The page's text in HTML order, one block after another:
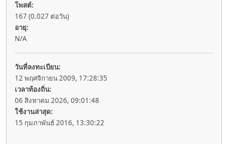
โพสต์:
167 (0.027 ต่อวัน)
อายุ:
N/A
วันที่ลงทะเบียน:
12 พฤศจิกายน 2009, 17:28:35
เวลาท้องถิ่น:
06 สิงหาคม 2026, 09:01:48
ใช้งานล่าสุด:
15 กุมภาพันธ์ 2016, 13:30:22